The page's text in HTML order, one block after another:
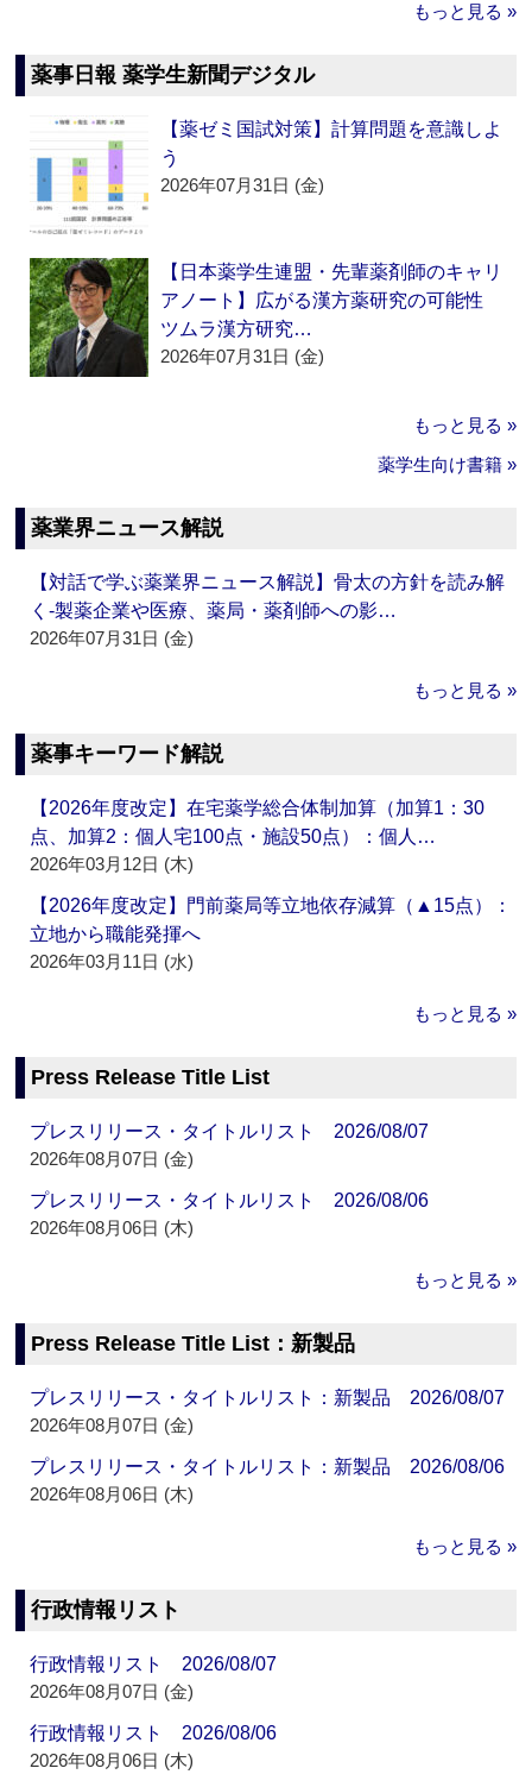
もっと見る »
薬事日報 薬学生新聞デジタル
【薬ゼミ国試対策】計算問題を意識しよ
う
2026年07月31日 (金)
【日本薬学生連盟・先輩薬剤師のキャリ
アノート】広がる漢方薬研究の可能性
ツムラ漢方研究…
2026年07月31日 (金)
もっと見る »
薬学生向け書籍 »
薬業界ニュース解説
【対話で学ぶ薬業界ニュース解説】骨太の方針を読み解
く‐製薬企業や医療、薬局・薬剤師への影…
2026年07月31日 (金)
もっと見る »
薬事キーワード解説
【2026年度改定】在宅薬学総合体制加算（加算1：30
点、加算2：個人宅100点・施設50点）：個人…
2026年03月12日 (木)
【2026年度改定】門前薬局等立地依存減算（▲15点）：
立地から職能発揮へ
2026年03月11日 (水)
もっと見る »
Press Release Title List
プレスリリース・タイトルリスト 2026/08/07
2026年08月07日 (金)
プレスリリース・タイトルリスト 2026/08/06
2026年08月06日 (木)
もっと見る »
Press Release Title List：新製品
プレスリリース・タイトルリスト：新製品 2026/08/07
2026年08月07日 (金)
プレスリリース・タイトルリスト：新製品 2026/08/06
2026年08月06日 (木)
もっと見る »
行政情報リスト
行政情報リスト 2026/08/07
2026年08月07日 (金)
行政情報リスト 2026/08/06
2026年08月06日 (木)